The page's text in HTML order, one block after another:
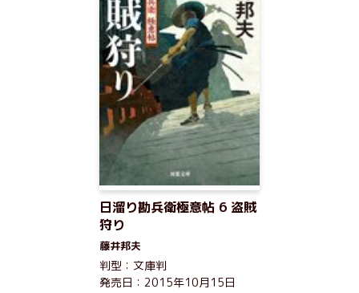
日溜り勘兵衛極意帖 6 盗賊
狩り
藤井邦夫
判型：文庫判
発売日：2015年10月15日